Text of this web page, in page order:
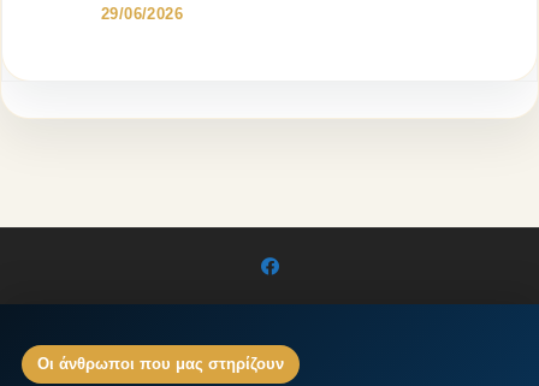
29/06/2026
Οι άνθρωποι που μας στηρίζουν